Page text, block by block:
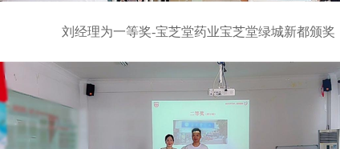
刘经理为一等奖-宝芝堂药业宝芝堂绿城新都颁奖